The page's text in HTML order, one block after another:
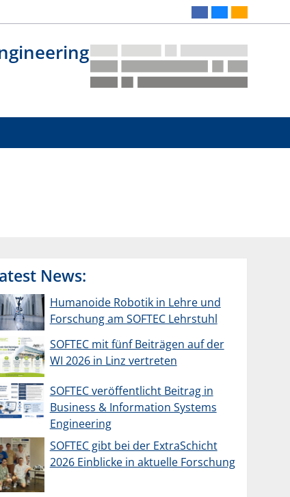
News:
Humanoide Robotik in Lehre und
Forschung am SOFTEC Lehrstuhl
SOFTEC mit fünf Beiträgen auf der
WI 2026 in Linz vertreten
SOFTEC veröffentlicht Beitrag in
Business & Information Systems
Engineering
SOFTEC gibt bei der ExtraSchicht
2026 Einblicke in aktuelle Forschung